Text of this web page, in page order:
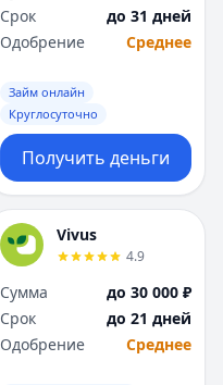
Срок
до 31 дней
Одобрение
Среднее
Займ онлайн
Круглосуточно
Получить деньги
Vivus
4.9
Сумма
до 30 000 ₽
Срок
до 21 дней
Одобрение
Среднее